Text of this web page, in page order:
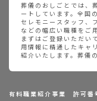
葬儀のおしごとでは、
ートしています。全国
セレモニースタッフ、
などの幅広い職種をご
まずはご登録いただい
用情報に精通したキャ
紹介いたします。葬儀
有料職業紹介事業 許可